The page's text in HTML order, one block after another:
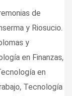
de
y Riosucio.
y
en Finanzas,
en
Tecnología